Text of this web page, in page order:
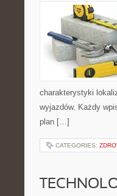
charakterystyki
wyjazdów. Każdy
plan […]
CATEGORIES: